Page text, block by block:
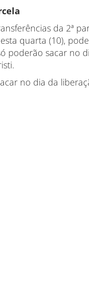
da 2ª
quarta (10),
poderão sacar no
no dia da